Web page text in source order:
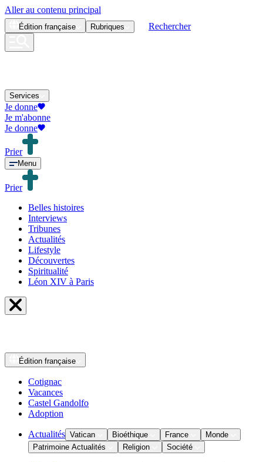
Aller au contenu principal
Édition française Rubriques Rechercher
Services
Je donne
Je m'abonne
Je donne
Prier
Menu
Prier
Belles histoires
Interviews
Tribunes
Actualités
Lifestyle
Découvertes
Spiritualité
Léon XIV à Paris
Édition française
Cotignac
Vacances
Castel Gandolfo
Adoption
Actualités Vatican Bioéthique France
Monde
Patrimoine Actualités
Religion Société